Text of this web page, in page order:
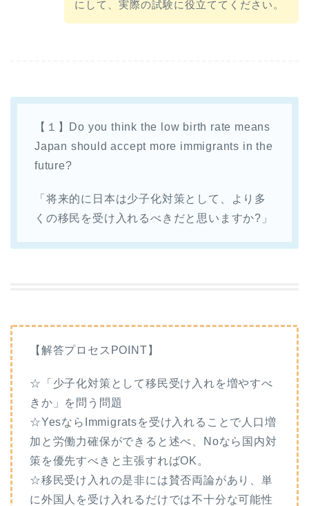
にして、実際の試験に役立ててください。
【１】Do you think the low birth rate means
Japan should accept more immigrants in the
future?
「将来的に日本は少子化対策として、より多
くの移民を受け入れるべきだと思いますか?」
【解答プロセスPOINT】
☆「少子化対策として移民受け入れを増やすべ
きか」を問う問題
☆YesならImmigratsを受け入れることで人口増
加と労働力確保ができると述べ、Noなら国内対
策を優先すべきと主張すればOK。
☆移民受け入れの是非には賛否両論があり、単
に外国人を受け入れるだけでは不十分な可能性